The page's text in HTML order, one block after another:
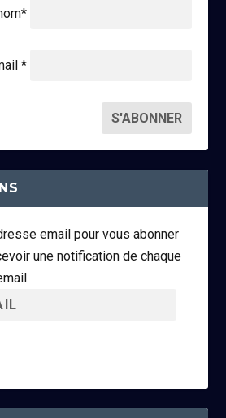
*
email pour vous abonner
une notification de chaque